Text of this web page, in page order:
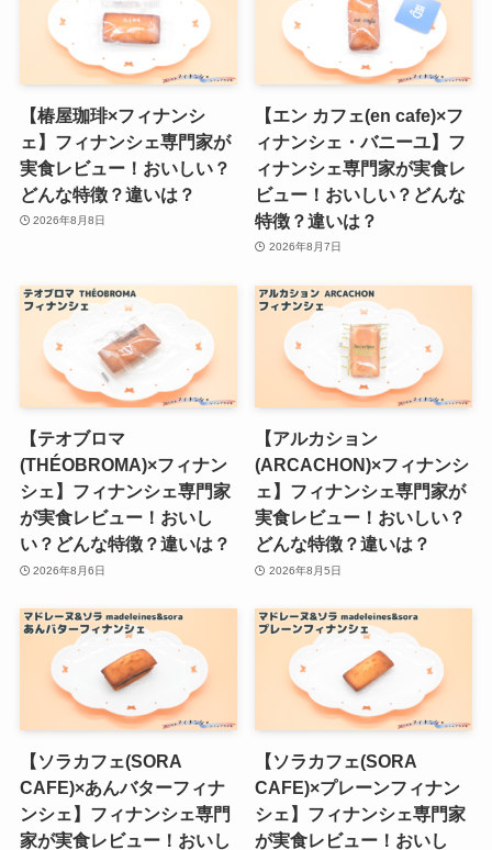
【椿屋珈琲×フィナンシ
ェ】フィナンシェ専門家が
実食レビュー！おいしい？
どんな特徴？違いは？
2026年8月8日
【エン カフェ(en cafe)×フ
ィナンシェ・バニーユ】フ
ィナンシェ専門家が実食レ
ビュー！おいしい？どんな
特徴？違いは？
2026年8月7日
【テオブロマ
(THÉOBROMA)×フィナン
シェ】フィナンシェ専門家
が実食レビュー！おいし
い？どんな特徴？違いは？
2026年8月6日
【アルカション
(ARCACHON)×フィナンシ
ェ】フィナンシェ専門家が
実食レビュー！おいしい？
どんな特徴？違いは？
2026年8月5日
【ソラカフェ(SORA
CAFE)×あんバターフィナ
ンシェ】フィナンシェ専門
家が実食レビュー！おいし
【ソラカフェ(SORA
CAFE)×プレーンフィナン
シェ】フィナンシェ専門家
が実食レビュー！おいし